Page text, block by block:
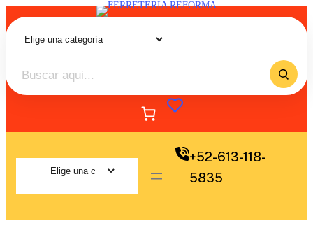
+52-613-118-
5835